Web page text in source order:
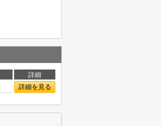
詳細
詳細を見る